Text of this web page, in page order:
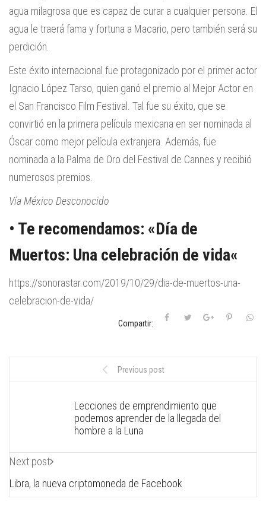
agua milagrosa que es capaz de curar a cualquier persona. El
agua le traerá fama y fortuna a Macario, pero también será su
perdición.
Este éxito internacional fue protagonizado por el primer actor
Ignacio López Tarso, quien ganó el premio al Mejor Actor en
el San Francisco Film Festival. Tal fue su éxito, que se
convirtió en la primera película mexicana en ser nominada al
Óscar como mejor película extranjera. Además, fue
nominada a la Palma de Oro del Festival de Cannes y recibió
numerosos premios.
Vía México Desconocido
• Te recomendamos: «Día de
Muertos: Una celebración de vida«
https://sonorastar.com/2019/10/29/dia-de-muertos-una-
celebracion-de-vida/
Compartir:
Previous post
Lecciones de emprendimiento que
podemos aprender de la llegada del
hombre a la Luna
Next post
Libra, la nueva criptomoneda de Facebook